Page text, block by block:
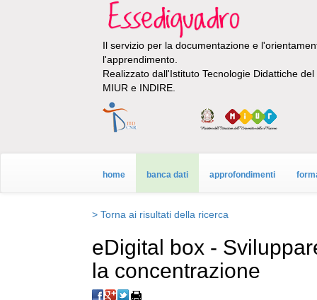
Il servizio per la documentazione e
l'apprendimento.
Realizzato dall'Istituto Tecnologie Didattiche
MIUR e INDIRE.
home banca dati approfondimenti
> Torna ai risultati della ricerca
eDigital box -
la concentrazione